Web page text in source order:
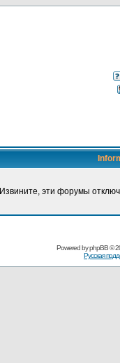
Извините, эти форумы
Powered byphpBB©
Русская